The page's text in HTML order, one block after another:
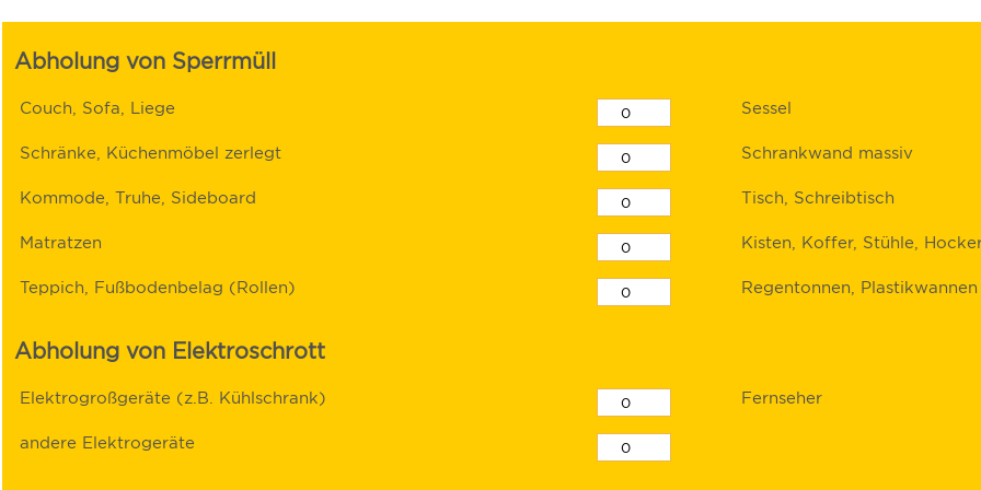
Abholung von Sperrmüll
Couch, Sofa, Liege Sessel
Schränke, Küchenmöbel zerlegt Schrankwand massiv
Kommode, Truhe, Sideboard Tisch, Schreibtisch
Matratzen Kisten, Koffer, Stühle,
Teppich, Fußbodenbelag (Rollen) Regentonnen, Plastikwannen
Abholung von Elektroschrott
Elektrogroßgeräte (z.B. Kühlschrank) Fernseher
andere Elektrogeräte